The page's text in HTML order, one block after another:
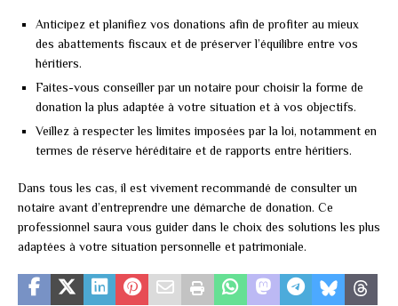
Anticipez et planifiez vos donations afin de profiter au mieux
des abattements fiscaux et de préserver l’équilibre entre vos
héritiers.
Faites-vous conseiller par un notaire pour choisir la forme de
donation la plus adaptée à votre situation et à vos objectifs.
Veillez à respecter les limites imposées par la loi, notamment en
termes de réserve héréditaire et de rapports entre héritiers.
Dans tous les cas, il est vivement recommandé de consulter un
notaire avant d’entreprendre une démarche de donation. Ce
professionnel saura vous guider dans le choix des solutions les plus
adaptées à votre situation personnelle et patrimoniale.